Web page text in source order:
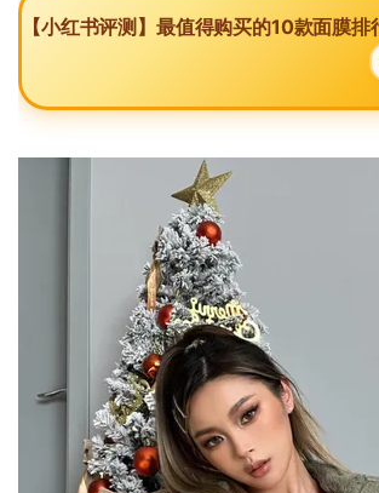
【小红书评测】最值得购买的10款面膜排